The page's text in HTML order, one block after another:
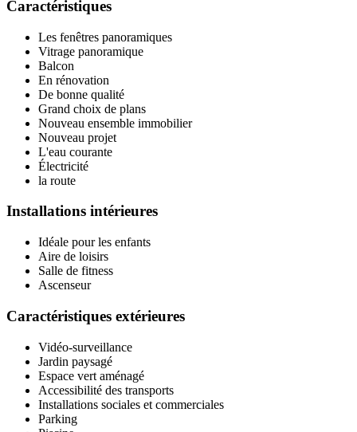
Caractéristiques
Les fenêtres panoramiques
Vitrage panoramique
Balcon
En rénovation
De bonne qualité
Grand choix de plans
Nouveau ensemble immobilier
Nouveau projet
L'eau courante
Électricité
la route
Installations intérieures
Idéale pour les enfants
Aire de loisirs
Salle de fitness
Ascenseur
Caractéristiques extérieures
Vidéo-surveillance
Jardin paysagé
Espace vert aménagé
Accessibilité des transports
Installations sociales et commerciales
Parking